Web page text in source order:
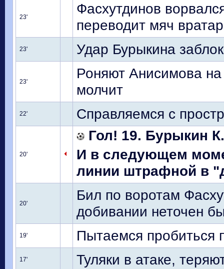
23'
Фасхутдинов
переводит мяч
23' Удар Бурыкина
23'
Роняют Анисимова на
молчит
22' Справляемся с
20'
Гол! 19. Бурыкин К.
И в следующем
линии штрафной в
20'
Бил по воротам
добивании неточен
19' Пытаемся пробиться
17' Туляки в атаке,